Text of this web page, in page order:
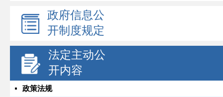
政府信息公
开制度规定
法定主动公
开内容
政策法规